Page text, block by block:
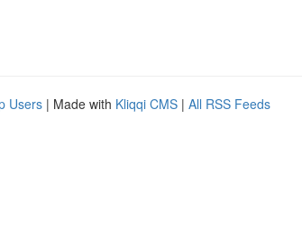
Users | Made with Kliqqi CMS | All RSS Feeds